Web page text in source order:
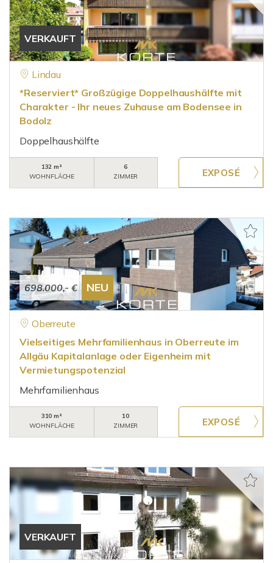
VERKAUFT
Lindau
*Reserviert* Großzügige Doppelhaushälfte mit
Charakter - Ihr neues Zuhause am Bodensee in
Bodolz
Doppelhaushälfte
132 m²
WOHNFLÄCHE
6
ZIMMER
698.000,- € NEU
Oberreute
Vielseitiges Mehrfamilienhaus in Oberreute im
Allgäu Kapitalanlage oder Eigenheim mit
Vermietungspotenzial
Mehrfamilienhaus
310 m²
WOHNFLÄCHE
10
ZIMMER
VERKAUFT